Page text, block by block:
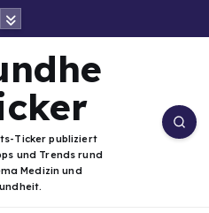
Ticker publiziert
und Trends rund
Medizin und